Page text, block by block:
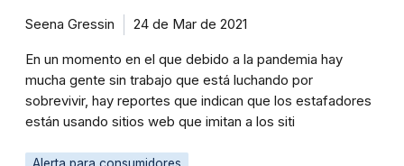
Seena Gressin 24 de Mar de 2021
En un momento en el que debido a la pandemia hay
mucha gente sin trabajo que está luchando por
sobrevivir, hay reportes que indican que los estafadores
están usando sitios web que imitan a los siti